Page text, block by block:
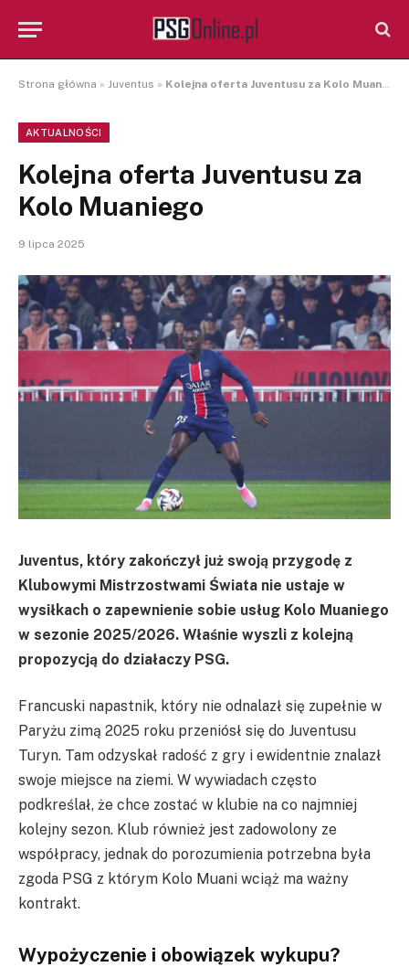
Strona główna » Juventus » Kolejna oferta Juventusu za Kolo Muaniego
AKTUALNOŚCI
Kolejna oferta Juventusu za
Kolo Muaniego
9 lipca 2025
Juventus, który zakończył już swoją przygodę z
Klubowymi Mistrzostwami Świata nie ustaje w
wysiłkach o zapewnienie sobie usług Kolo Muaniego
w sezonie 2025/2026. Właśnie wyszli z kolejną
propozycją do działaczy PSG.
Francuski napastnik, który nie odnalazł się zupełnie w
Paryżu zimą 2025 roku przeniósł się do Juventusu
Turyn. Tam odzyskał radość z gry i ewidentnie znalazł
swoje miejsce na ziemi. W wywiadach często
podkreślał, że chce zostać w klubie na co najmniej
kolejny sezon. Klub również jest zadowolony ze
współpracy, jednak do porozumienia potrzebna była
zgoda PSG z którym Kolo Muani wciąż ma ważny
kontrakt.
Wypożyczenie i obowiązek wykupu?